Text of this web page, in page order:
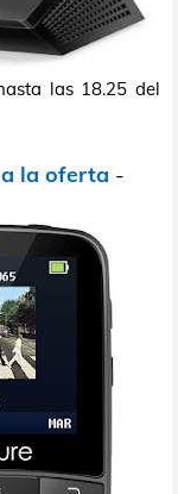
las 18.25 del
la oferta -